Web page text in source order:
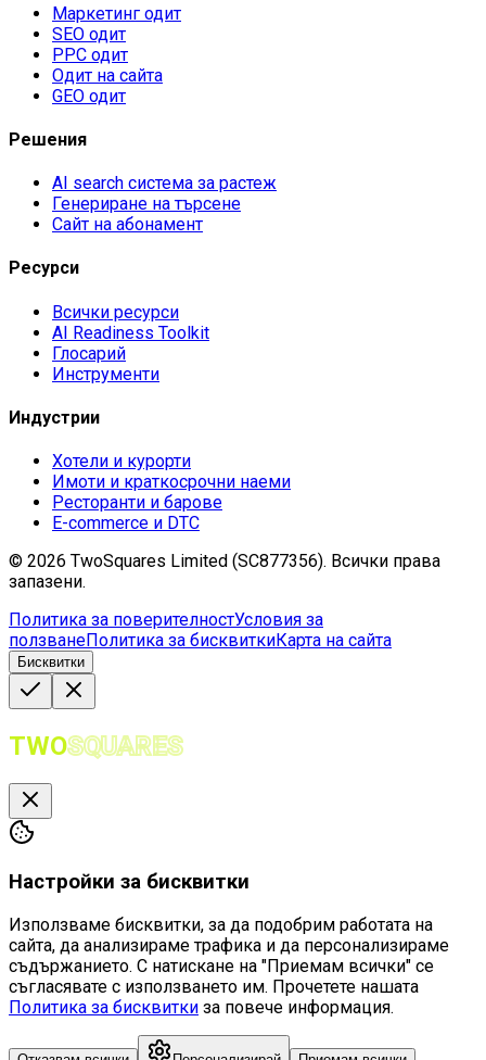
Маркетинг одит
SEO одит
PPC одит
Одит на сайта
GEO одит
Решения
AI search система за растеж
Генериране на търсене
Сайт на абонамент
Ресурси
Всички ресурси
AI Readiness Toolkit
Глосарий
Инструменти
Индустрии
Хотели и курорти
Имоти и краткосрочни наеми
Ресторанти и барове
E-commerce и DTC
© 2026 TwoSquares Limited (SC877356). Всички права
запазени.
Политика за поверителностУсловия за
ползванеПолитика за бисквиткиКарта на сайта
Бисквитки
TWOSQUARES
Настройки за бисквитки
Използваме бисквитки, за да подобрим работата на
сайта, да анализираме трафика и да персонализираме
съдържанието. С натискане на "Приемам всички" се
съгласявате с използването им. Прочетете нашата
Политика за бисквитки за повече информация.